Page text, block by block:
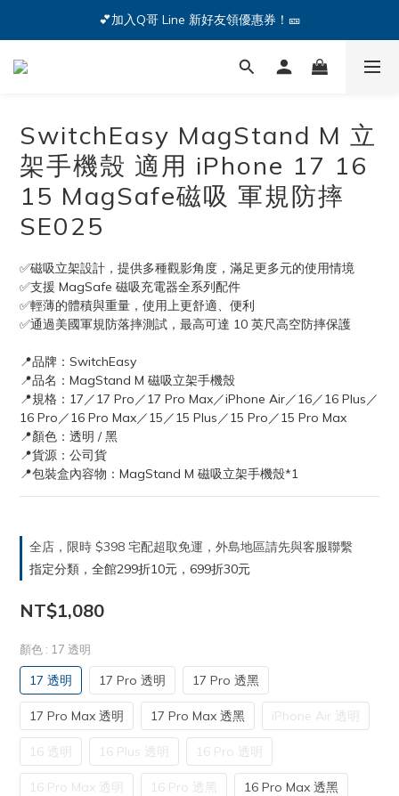
🔥iPhone 17 全系列熱銷中🔥點我購買 — !
💕加入Q哥 Line 新好友領優惠券！🎫
🔥iPhone 17 全系列熱銷中🔥點我購買 — !
SwitchEasy MagStand M 立
架手機殼 適用 iPhone 17 16
15 MagSafe磁吸 軍規防摔
SE025
✅磁吸立架設計，提供多種觀影角度，滿足更多元的使用情境
✅支援 MagSafe 磁吸充電器全系列配件
✅輕薄的體積與重量，使用上更舒適、便利
✅通過美國軍規防落摔測試，最高可達 10 英尺高空防摔保護
📍品牌：SwitchEasy
📍品名：MagStand M 磁吸立架手機殼
📍規格：17／17 Pro／17 Pro Max／iPhone Air／16／16 Plus／
16 Pro／16 Pro Max／15／15 Plus／15 Pro／15 Pro Max
📍顏色：透明 / 黑
📍貨源：公司貨
📍包裝盒內容物：MagStand M 磁吸立架手機殼*1
全店，限時 $398 宅配超取免運，外島地區請先與客服聯繫
指定分類，全館299折10元，699折30元
NT$1,080
顏色 : 17 透明
17 透明 17 Pro 透明 17 Pro 透黑
17 Pro Max 透明 17 Pro Max 透黑 iPhone Air 透明
16 透明 16 Plus 透明 16 Pro 透明
16 Pro Max 透明 16 Pro 透黑 16 Pro Max 透黑